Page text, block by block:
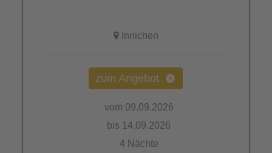
Innichen
zum Angebot
vom 09.09.2026
bis 14.09.2026
4 Nächte